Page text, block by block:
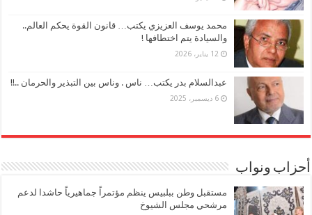
محمد يوسف العزيزي يكتب… قانون القوة يحكم العالم..
والسيادة يتم اختطافها !
12 يناير، 2026
عبدالسلام بدر يكتب… ناس . وناس بين التبذير والحرمان ..!!
6 ديسمبر، 2025
أحزاب ونواب
مستقبل وطن ببلبيس ينظم مؤتمراً جماهيرياً حاشدا لدعم
مرشحي مجلس الشيوخ